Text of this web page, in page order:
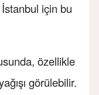
için bu
özellikle
görülebilir.